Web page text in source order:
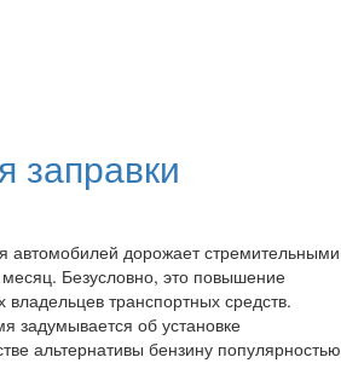
заправки
автомобилей дорожает стремительными
Безусловно, это повышение
транспортных средств.
задумывается об установке
альтернативы бензину популярностью